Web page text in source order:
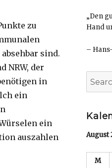
zu
sind.
NRW, der
in
ein
ein
auszahlen
„Den
Hand
–
for:
August
M